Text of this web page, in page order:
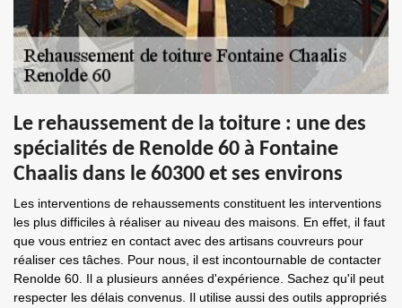
Le rehaussement de la toiture : une des
spécialités de Renolde 60 à Fontaine
Chaalis dans le 60300 et ses environs
Les interventions de rehaussements constituent les interventions
les plus difficiles à réaliser au niveau des maisons. En effet, il faut
que vous entriez en contact avec des artisans couvreurs pour
réaliser ces tâches. Pour nous, il est incontournable de contacter
Renolde 60. Il a plusieurs années d'expérience. Sachez qu'il peut
respecter les délais convenus. Il utilise aussi des outils appropriés